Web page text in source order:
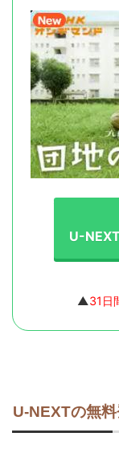
U-
▲31日
U-NEXTの無